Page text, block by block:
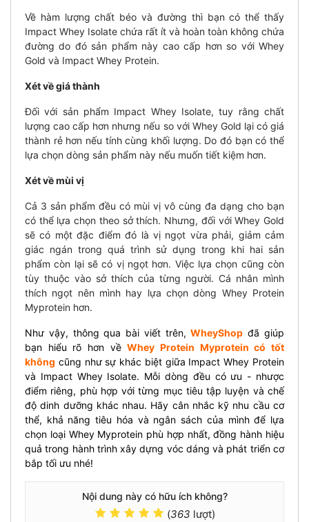
Về hàm lượng chất béo và đường thì bạn có thể thấy
Impact Whey Isolate chứa rất ít và hoàn toàn không chứa
đường do đó sản phẩm này cao cấp hơn so với Whey
Gold và Impact Whey Protein.
Xét về giá thành
Đối với sản phẩm Impact Whey Isolate, tuy rằng chất
lượng cao cấp hơn nhưng nếu so với Whey Gold lại có giá
thành rẻ hơn nếu tính cùng khối lượng. Do đó bạn có thể
lựa chọn dòng sản phẩm này nếu muốn tiết kiệm hơn.
Xét về mùi vị
Cả 3 sản phẩm đều có mùi vị vô cùng đa dạng cho bạn
có thể lựa chọn theo sở thích. Nhưng, đối với Whey Gold
sẽ có một đặc điểm đó là vị ngọt vừa phải, giảm cảm
giác ngán trong quá trình sử dụng trong khi hai sản
phẩm còn lại sẽ có vị ngọt hơn. Việc lựa chọn cũng còn
tùy thuộc vào sở thích của từng người. Cá nhân mình
thích ngọt nên mình hay lựa chọn dòng Whey Protein
Myprotein hơn.
Như vậy, thông qua bài viết trên,WheyShop đã giúp
bạn hiểu rõ hơn vềWhey Protein Myprotein có tốt
không cũng như sự khác biệt giữa Impact Whey Protein
và Impact Whey Isolate. Mỗi dòng đều có ưu - nhược
điểm riêng, phù hợp với từng mục tiêu tập luyện và chế
độ dinh dưỡng khác nhau. Hãy cân nhắc kỹ nhu cầu cơ
thể, khả năng tiêu hóa và ngân sách của mình để lựa
chọn loại Whey Myprotein phù hợp nhất, đồng hành hiệu
quả trong hành trình xây dựng vóc dáng và phát triển cơ
bắp tối ưu nhé!
Nội dung này có hữu ích không?
(363 lượt)